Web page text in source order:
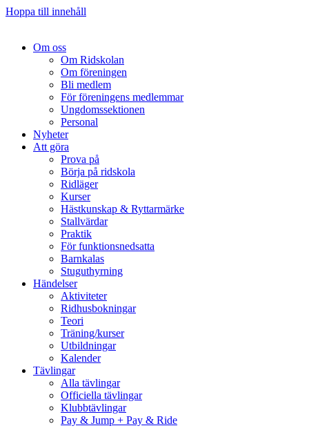
Hoppa till innehåll
Om oss
Om Ridskolan
Om föreningen
Bli medlem
För föreningens medlemmar
Ungdomssektionen
Personal
Nyheter
Att göra
Prova på
Börja på ridskola
Ridläger
Kurser
Hästkunskap & Ryttarmärke
Stallvärdar
Praktik
För funktionsnedsatta
Barnkalas
Stuguthyrning
Händelser
Aktiviteter
Ridhusbokningar
Teori
Träning/kurser
Utbildningar
Kalender
Tävlingar
Alla tävlingar
Officiella tävlingar
Klubbtävlingar
Pay & Jump + Pay & Ride